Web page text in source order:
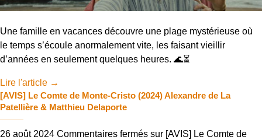
Une famille en vacances découvre une plage mystérieuse où
le temps s’écoule anormalement vite, les faisant vieillir
d’années en seulement quelques heures. 🌊⏳
Lire l'article →
[AVIS] Le Comte de Monte-Cristo (2024) Alexandre de La
Patellière & Matthieu Delaporte
26 août 2024 Commentaires fermés sur [AVIS] Le Comte de